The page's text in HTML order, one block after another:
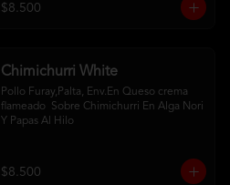
$8.500
Chimichurri White
Pollo Furay,Palta, Env.En Queso crema
flameado  Sobre Chimichurri En Alga Nori
Y Papas Al Hilo
$8.500